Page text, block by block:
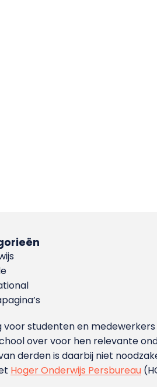
studenten en medewerkers
over voor hen relevante
derden is daarbij niet
Hoger Onderwijs Persbureau